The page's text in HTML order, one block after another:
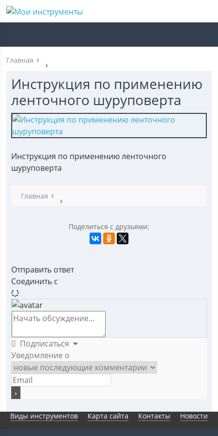
Главная
Инструкция по применению
ленточного шуруповерта
Инструкция по применению ленточного
шуруповерта
Главная
Поделиться с друзьями:
Отправить ответ
Соединить с
Подписаться
Уведомление о
Виды инструментов Карта сайта Контакты Новости